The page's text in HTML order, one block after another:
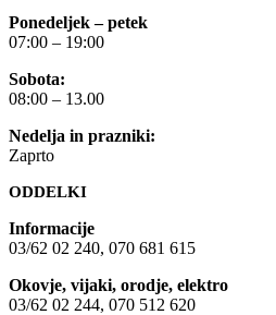
Ponedeljek – petek
07:00 – 19:00
Sobota:
08:00 – 13.00
Nedelja in prazniki:
Zaprto
ODDELKI
Informacije
03/62 02 240, 070 681 615
Okovje, vijaki, orodje, elektro
03/62 02 244, 070 512 620